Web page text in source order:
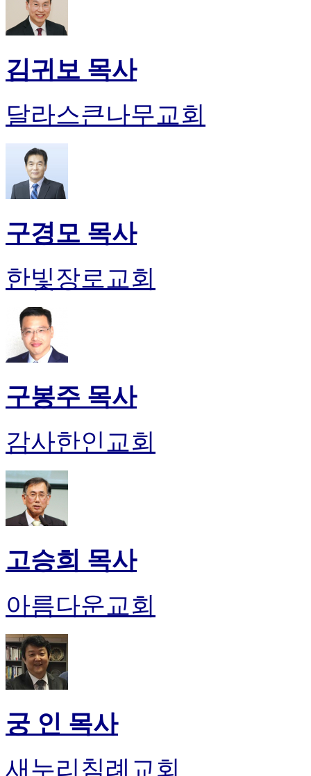
김귀보 목사
달라스큰나무교회
구경모 목사
한빛장로교회
구봉주 목사
감사한인교회
고승희 목사
아름다운교회
궁 인 목사
새누리침례교회